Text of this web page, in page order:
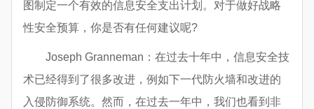
图制定一个有效的信息安全支出计划。对于做好战略
性安全预算，你是否有任何建议呢?
Joseph Granneman：在过去十年中，信息安全技
术已经得到了很多改进，例如下一代防火墙和改进的
入侵防御系统。然而，在过去一年中，我们也看到非